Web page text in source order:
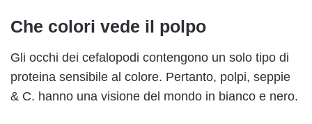
Che colori vede il polpo
Gli occhi dei cefalopodi contengono un solo tipo di
proteina sensibile al colore. Pertanto, polpi, seppie
& C. hanno una visione del mondo in bianco e nero.